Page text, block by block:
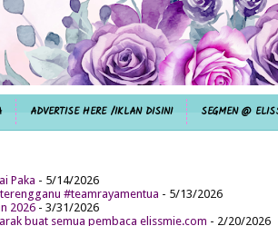
ADVERTISE HERE /IKLAN DISINI SEGMEN @
Paka - 5/14/2026
#teamrayamentua - 5/13/2026
2026 - 3/31/2026
buat semua pembaca elissmie.com - 2/20/2026